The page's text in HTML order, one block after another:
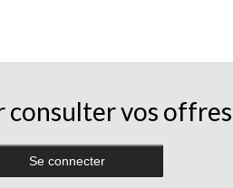
consulter vos
Se connecter